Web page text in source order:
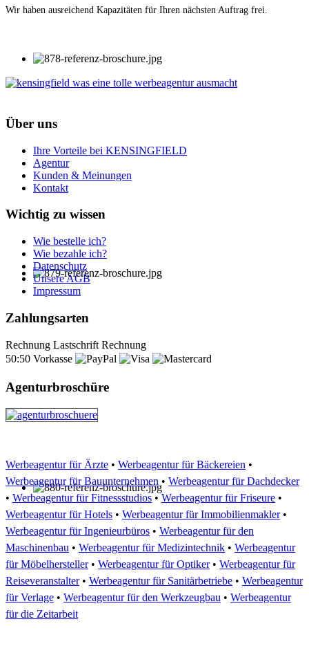
Wir haben ausreichend Kapazitäten für Ihren nächsten Auftrag frei.
Über uns
Ihre Vorteile bei KENSINGFIELD
Agentur
Kunden & Meinungen
Kontakt
Wichtig zu wissen
Wie bestelle ich?
Wie bezahle ich?
Datenschutz
Unsere AGB
Impressum
Zahlungsarten
Rechnung Lastschrift Rechnung
50:50 Vorkasse
Agenturbroschüre
Werbeagentur für Ärzte • Werbeagentur für Bäckereien •
Werbeagentur für Bauunternehmen • Werbeagentur für Dachdecker
• Werbeagentur für Fitnessstudios • Werbeagentur für Friseure •
Werbeagentur für Hotels • Werbeagentur für Immobilienmakler•
Werbeagentur für Ingenieurbüros • Werbeagentur für den
Maschinenbau • Werbeagentur für Medizintechnik • Werbeagentur
für Möbelhersteller• Werbeagentur für Optiker• Werbeagentur für
Reiseveranstalter• Werbeagentur für Sanitärbetriebe • Werbeagentur
für Verlage • Werbeagentur für den Werkzeugbau • Werbeagentur
für die Zeitarbeit